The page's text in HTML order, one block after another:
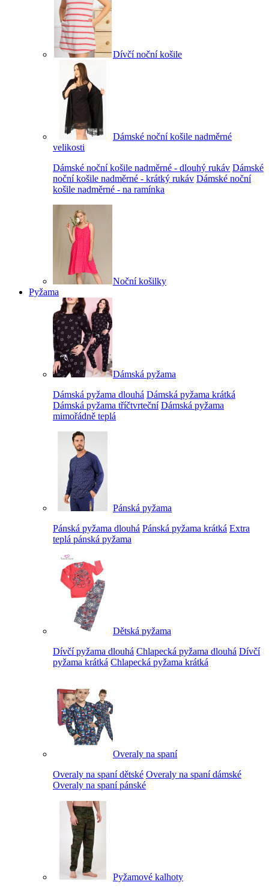
Dívčí noční košile
Dámské noční košile nadměrné
velikosti
Dámské noční košile nadměrné - dlouhý rukáv Dámské
noční košile nadměrné - krátký rukáv Dámské noční
košile nadměrné - na ramínka
Noční košilky
Pyžama
Dámská pyžama
Dámská pyžama dlouhá Dámská pyžama krátká
Dámská pyžama tříčtvrteční Dámská pyžama
mimořádně teplá
Pánská pyžama
Pánská pyžama dlouhá Pánská pyžama krátká Extra
teplá pánská pyžama
Dětská pyžama
Dívčí pyžama dlouhá Chlapecká pyžama dlouhá Dívčí
pyžama krátká Chlapecká pyžama krátká
Overaly na spaní
Overaly na spaní dětské Overaly na spaní dámské
Overaly na spaní pánské
Pyžamové kalhoty